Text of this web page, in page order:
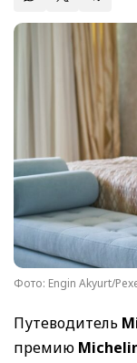
Фото: Engin Akyurt/
Путеводитель
премию